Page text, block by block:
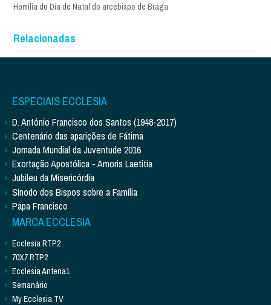
Homilia do Dia de Natal do arcebispo de Braga
Relacionadas
ESPECIAIS ECCLESIA
D. António Francisco dos Santos (1948-2017)
Centenário das aparições de Fátima
Jornada Mundial da Juventude 2016
Exortação Apostólica - Amoris Laetitia
Jubileu da Misericórdia
Sínodo dos Bispos sobre a Família
Papa Francisco
MARCA ECCLESIA
Ecclesia RTP2
70X7 RTP2
Ecclesia Antena1
Semanário
My Ecclesia TV